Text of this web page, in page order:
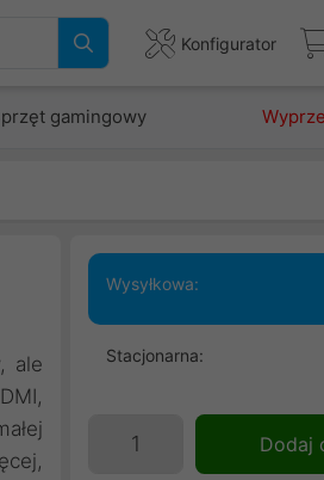
Konfigurator
gamingowy
ale
Wysyłkowa:
Stacjonarna:
Dodaj